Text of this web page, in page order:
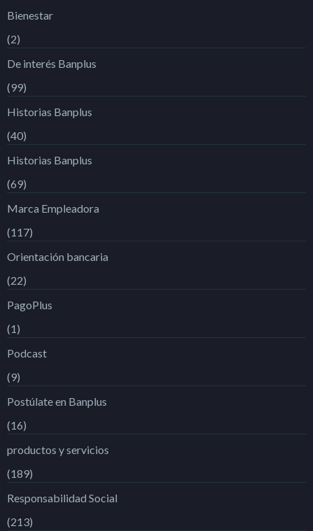
Bienestar
(2)
De interés Banplus
(99)
Historias Banplus
(40)
Historias Banplus
(69)
Marca Empleadora
(117)
Orientación bancaria
(22)
PagoPlus
(1)
Podcast
(9)
Postúlate en Banplus
(16)
productos y servicios
(189)
Responsabilidad Social
(213)